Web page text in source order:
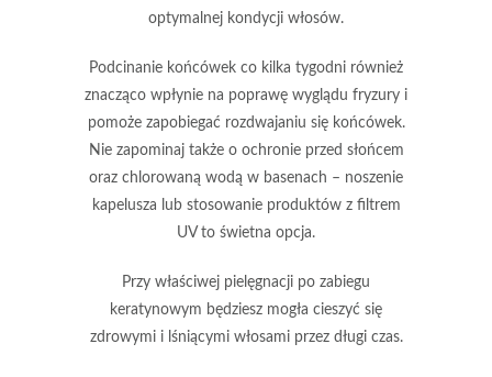
optymalnej kondycji włosów.
Podcinanie końcówek co kilka tygodni również
znacząco wpłynie na poprawę wyglądu fryzury i
pomoże zapobiegać rozdwajaniu się końcówek.
Nie zapominaj także o ochronie przed słońcem
oraz chlorowaną wodą w basenach – noszenie
kapelusza lub stosowanie produktów z filtrem
UV to świetna opcja.
Przy właściwej pielęgnacji po zabiegu
keratynowym będziesz mogła cieszyć się
zdrowymi i lśniącymi włosami przez długi czas.